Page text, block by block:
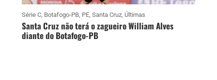
Série C, Botafogo-PB, PE, Santa Cruz, Últimas
Santa Cruz não terá o zagueiro William Alves
diante do Botafogo-PB